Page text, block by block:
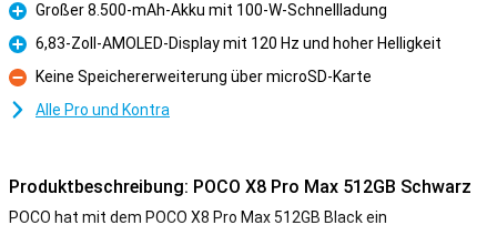
Pro
Großer 8.500-mAh-Akku mit 100-W-Schnellladung
Pro
6,83-Zoll-AMOLED-Display mit 120 Hz und hoher Helligkeit
Kontra
Keine Speichererweiterung über microSD-Karte
Alle Pro und Kontra
Produktbeschreibung: POCO X8 Pro Max 512GB Schwarz
POCO hat mit dem POCO X8 Pro Max 512GB Black ein